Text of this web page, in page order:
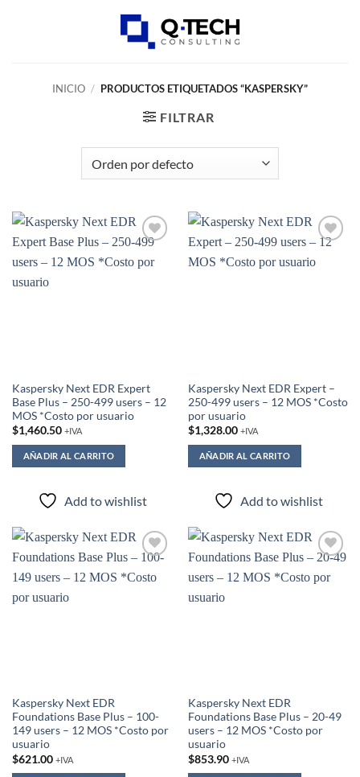
INICIO / PRODUCTOS ETIQUETADOS “KASPERSKY”
FILTRAR
wishlist
Kaspersky Next EDR Expert
Base Plus – 250-499 users – 12
MOS *Costo por usuario
$1,460.50 +IVA
AÑADIR AL CARRITO
Add to wishlist
wishlist
Kaspersky Next EDR Expert –
250-499 users – 12 MOS *Costo
por usuario
$1,328.00 +IVA
AÑADIR AL CARRITO
Add to wishlist
wishlist
Kaspersky Next EDR
Foundations Base Plus – 100-
149 users – 12 MOS *Costo por
usuario
$621.00 +IVA
wishlist
Kaspersky Next EDR
Foundations Base Plus – 20-49
users – 12 MOS *Costo por
usuario
$853.90 +IVA